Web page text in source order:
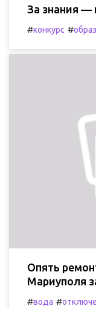
За знания —
#конкурс #
Опять
Мариуполя
#вода #